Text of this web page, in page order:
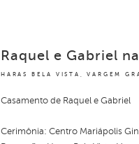
HARAS BELA VISTA, VARGEM
Raquel e Gabriel
Casamento de Raquel e Gabriel
Cerimônia: Centro Mariápolis